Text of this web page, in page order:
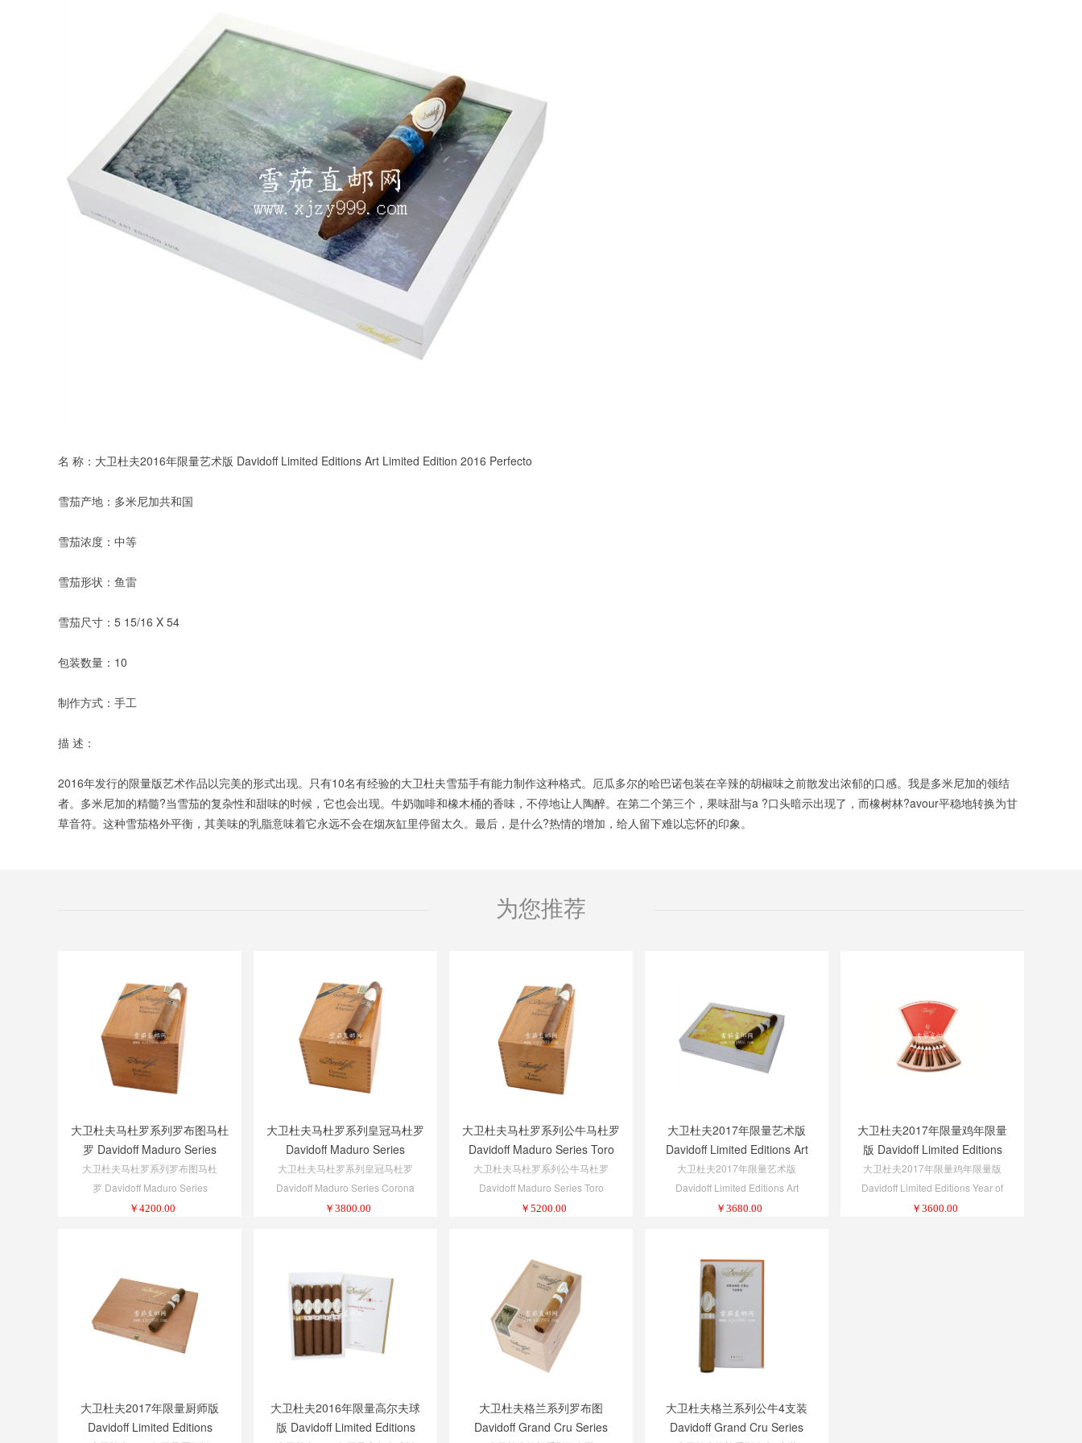
名 称：大卫杜夫2016年限量艺术版 Davidoff Limited Editions Art Limited Edition 2016 Perfecto
雪茄产地：多米尼加共和国
雪茄浓度：中等
雪茄形状：鱼雷
雪茄尺寸：5 15/16 X 54
包装数量：10
制作方式：手工
描 述：
2016年发行的限量版艺术作品以完美的形式出现。只有10名有经验的大卫杜夫雪茄手有能力制作这种格式。厄瓜多尔的哈巴诺包装在辛辣的胡椒味之前散发出浓郁的口感。我是多米尼加的领结
者。多米尼加的精髓?当雪茄的复杂性和甜味的时候，它也会出现。牛奶咖啡和橡木桶的香味，不停地让人陶醉。在第二个第三个，果味甜与a ?口头暗示出现了，而橡树林?avour平稳地转换为甘
草音符。这种雪茄格外平衡，其美味的乳脂意味着它永远不会在烟灰缸里停留太久。最后，是什么?热情的增加，给人留下难以忘怀的印象。
为您推荐
大卫杜夫马杜罗系列罗布图马杜
罗 Davidoff Maduro Series
Robusto Maduro
大卫杜夫马杜罗系列罗布图马杜
罗 Davidoff Maduro Series
Robusto Maduro
￥ 4200.00
大卫杜夫马杜罗系列皇冠马杜罗
Davidoff Maduro Series
Corona Maduro
大卫杜夫马杜罗系列皇冠马杜罗
Davidoff Maduro Series Corona
Maduro
￥ 3800.00
大卫杜夫马杜罗系列公牛马杜罗
Davidoff Maduro Series Toro
Maduro
大卫杜夫马杜罗系列公牛马杜罗
Davidoff Maduro Series Toro
Maduro
￥ 5200.00
大卫杜夫2017年限量艺术版
Davidoff Limited Editions Art
Limited Edition 2017 Toro
大卫杜夫2017年限量艺术版
Davidoff Limited Editions Art
Limited Edition 2017 Toro
￥ 3680.00
大卫杜夫2017年限量鸡年限量
版 Davidoff Limited Editions
Year of the Rooster 2017
Diadema
大卫杜夫2017年限量鸡年限量版
Davidoff Limited Editions Year of
the Rooster 2017 Diadema
￥ 3600.00
大卫杜夫2017年限量厨师版
Davidoff Limited Editions
大卫杜夫2016年限量高尔夫球
版 Davidoff Limited Editions
大卫杜夫格兰系列罗布图
Davidoff Grand Cru Series
大卫杜夫格兰系列公牛4支装
Davidoff Grand Cru Series